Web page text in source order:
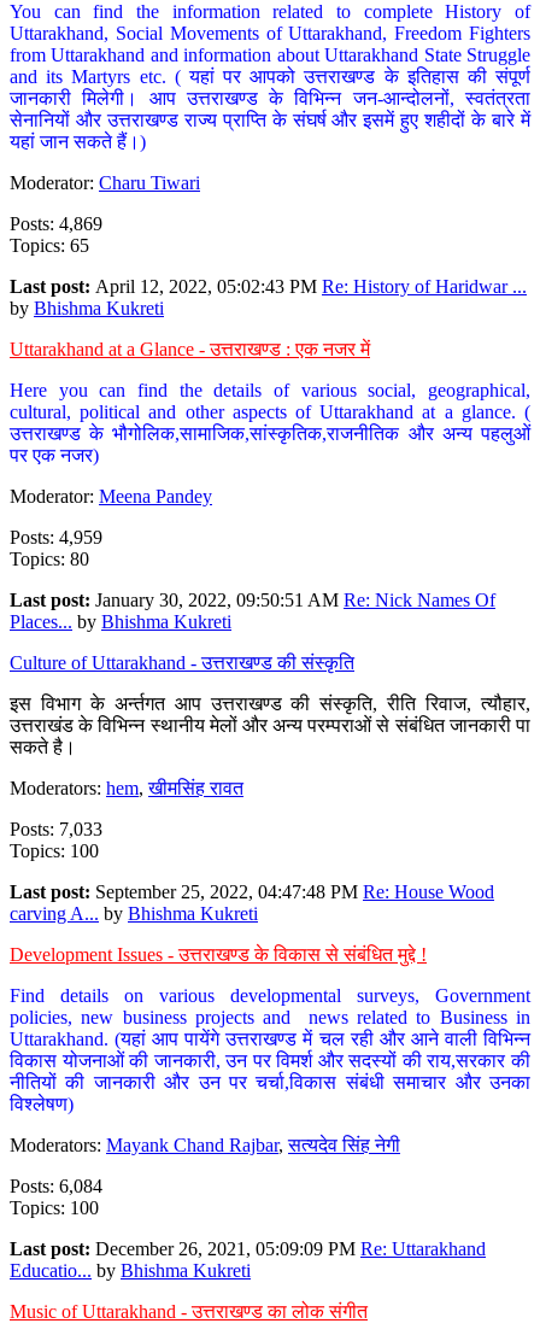
You can find the information related to complete History of
Uttarakhand, Social Movements of Uttarakhand, Freedom Fighters
from Uttarakhand and information about Uttarakhand State Struggle
and its Martyrs etc. ( यहां पर आपको उत्तराखण्ड के इतिहास की संपूर्ण
जानकारी मिलेगी। आप उत्तराखण्ड के विभिन्न जन-आन्दोलनों, स्वतंत्रता
सेनानियों और उत्तराखण्ड राज्य प्राप्ति के संघर्ष और इसमें हुए शहीदों के बारे में
यहां जान सकते हैं।)
Moderator: Charu Tiwari
Posts: 4,869
Topics: 65
Last post: April 12, 2022, 05:02:43 PM Re: History of Haridwar ...
by Bhishma Kukreti
Uttarakhand at a Glance - उत्तराखण्ड : एक नजर में
Here you can find the details of various social, geographical,
cultural, political and other aspects of Uttarakhand at a glance. (
उत्तराखण्ड के भौगोलिक,सामाजिक,सांस्कृतिक,राजनीतिक और अन्य पहलुओं
पर एक नजर)
Moderator: Meena Pandey
Posts: 4,959
Topics: 80
Last post: January 30, 2022, 09:50:51 AM Re: Nick Names Of
Places... by Bhishma Kukreti
Culture of Uttarakhand - उत्तराखण्ड की संस्कृति
इस विभाग के अर्न्तगत आप उत्तराखण्ड की संस्कृति, रीति रिवाज, त्यौहार,
उत्तराखंड के विभिन्न स्थानीय मेलों और अन्य परम्पराओं से संबंधित जानकारी पा
सकते है।
Moderators: hem,खीमसिंह रावत
Posts: 7,033
Topics: 100
Last post: September 25, 2022, 04:47:48 PM Re: House Wood
carving A... by Bhishma Kukreti
Development Issues - उत्तराखण्ड के विकास से संबंधित मुद्दे !
Find details on various developmental surveys, Government
policies, new business projects and news related to Business in
Uttarakhand. (यहां आप पायेंगे उत्तराखण्ड में चल रही और आने वाली विभिन्न
विकास योजनाओं की जानकारी, उन पर विमर्श और सदस्यों की राय,सरकार की
नीतियों की जानकारी और उन पर चर्चा,विकास संबंधी समाचार और उनका
विश्लेषण)
Moderators: Mayank Chand Rajbar,सत्यदेव सिंह नेगी
Posts: 6,084
Topics: 100
Last post: December 26, 2021, 05:09:09 PM Re: Uttarakhand
Educatio... by Bhishma Kukreti
Music of Uttarakhand - उत्तराखण्ड का लोक संगीत